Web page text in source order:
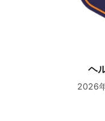
ヘ
2026